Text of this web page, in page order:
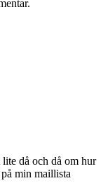
då och då om hur
min maillista